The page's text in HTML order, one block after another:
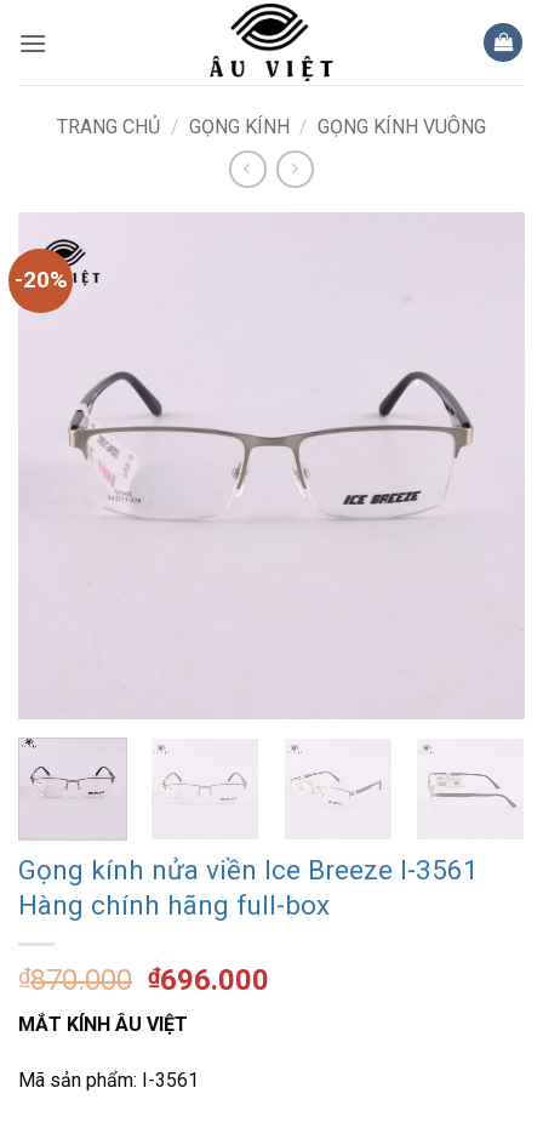
qua
TRANG CHỦ / GỌNG KÍNH / GỌNG KÍNH VUÔNG
-20%
Gọng kính nửa viền Ice Breeze I-3561
Hàng chính hãng full-box
₫870.000 Giá
gốc
là:
₫870.000.
₫696.000
MẮT KÍNH ÂU VIỆT
Mã sản phẩm: I-3561